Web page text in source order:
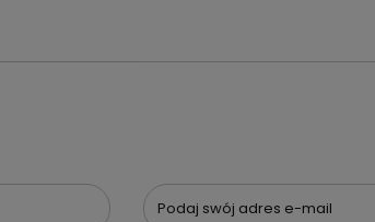
Podaj swój adres e-mail